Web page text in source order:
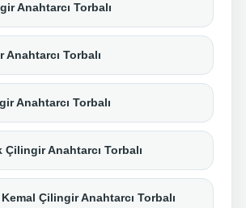
Anahtarcı Torbalı
Torbalı
Anahtarcı Torbalı
Çilingir Anahtarcı Torbalı
Çilingir Anahtarcı Torbalı